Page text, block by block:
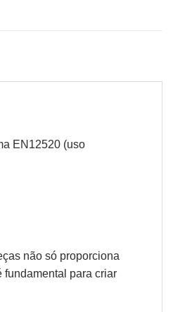
EN12520 (uso
não só proporciona
fundamental para criar